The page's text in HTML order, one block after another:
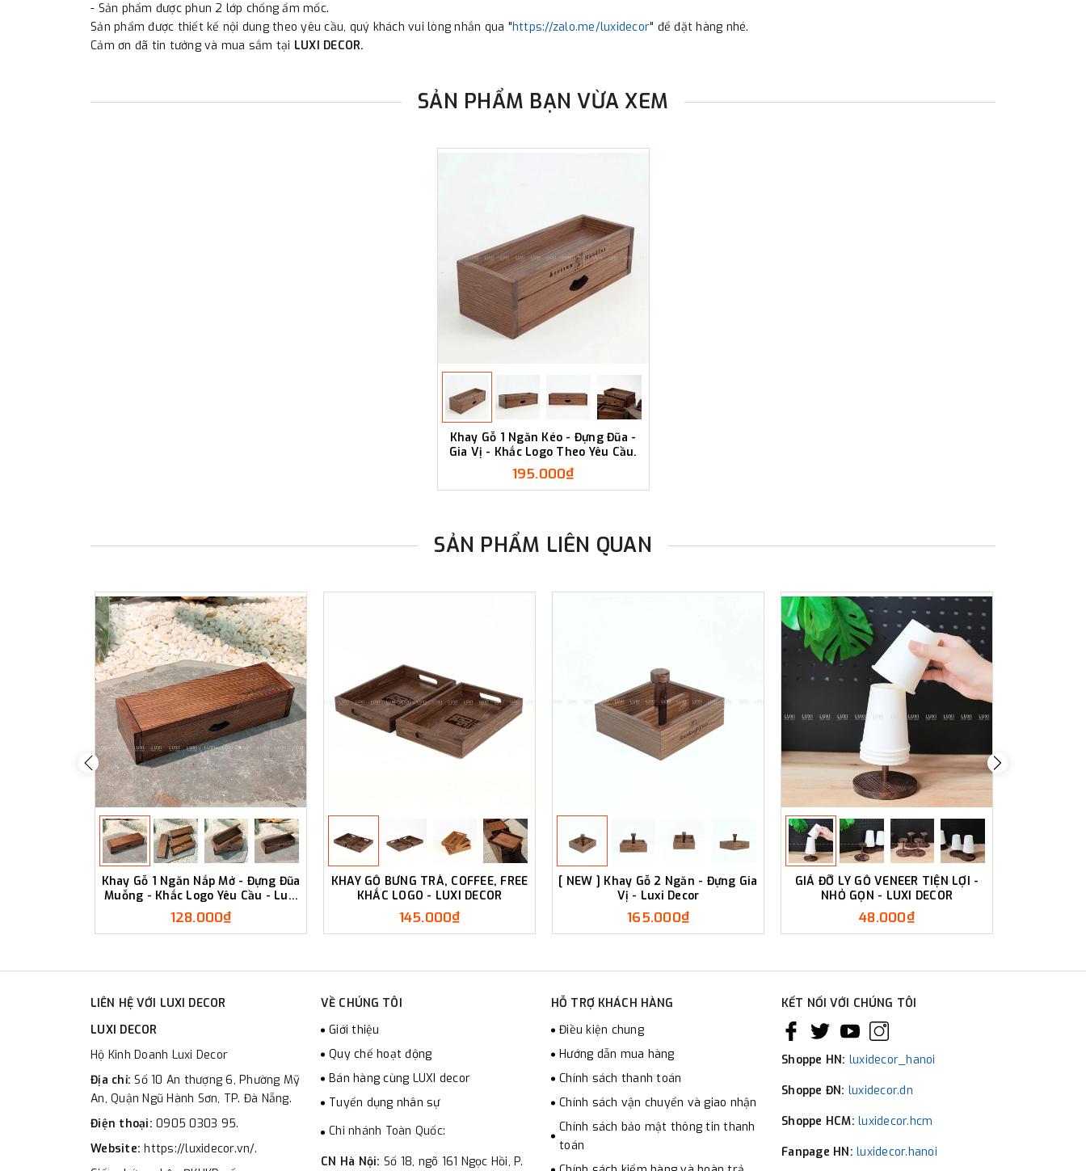
- Sản phẩm được phun 2 lớp chống ẩm mốc.
Sản phẩm được thiết kế nội dung theo yêu cầu, quý khách vui lòng nhắn qua "https://zalo.me/luxidecor" để đặt hàng nhé.
Cảm ơn đã tin tưởng và mua sắm tại LUXI DECOR.
SẢN PHẨM BẠN VỪA XEM
Khay Gỗ 1 Ngăn Kéo - Đựng Đũa -
Gia Vị - Khắc Logo Theo Yêu Cầu.
195.000₫
SẢN PHẨM LIÊN QUAN
Khay Gỗ 1 Ngăn Nắp Mở - Đựng Đũa
Muỗng - Khắc Logo Yêu Cầu - Luxi
Decor
128.000₫
KHAY GỖ BƯNG TRÀ, COFFEE, FREE
KHẮC LOGO - LUXI DECOR
145.000₫
[ NEW ] Khay Gỗ 2 Ngăn - Đựng Gia
Vị - Luxi Decor
165.000₫
GIÁ ĐỠ LY GỖ VENEER TIỆN LỢI -
NHỎ GỌN - LUXI DECOR
48.000₫
LIÊN HỆ VỚI LUXI DECOR
LUXI DECOR
Hộ Kinh Doanh Luxi Decor
Địa chỉ: Số 10 An thượng 6, Phường Mỹ
An, Quận Ngũ Hành Sơn, TP. Đà Nẵng.
Điện thoại: 0905 0303 95.
Website: https://luxidecor.vn/.
VỀ CHÚNG TÔI
Giới thiệu
Quy chế hoạt động
Bán hàng cùng LUXI decor
Tuyển dụng nhân sự
Chi nhánh Toàn Quốc:
CN Hà Nội: Số 18, ngõ 161 Ngọc Hồi, P.
HỖ TRỢ KHÁCH HÀNG
Điều kiện chung
Hướng dẫn mua hàng
Chính sách thanh toán
Chính sách vận chuyển và giao nhận
Chính sách bảo mật thông tin thanh
toán
KẾT NỐI VỚI CHÚNG TÔI
Shoppe HN: luxidecor_hanoi
Shoppe ĐN: luxidecor.dn
Shoppe HCM: luxidecor.hcm
Fanpage HN: luxidecor.hanoi